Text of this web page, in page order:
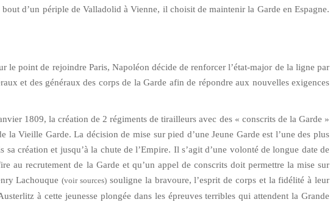
d’un périple de Valladolid à Vienne, il choisit de maintenir la Garde en Espagne.
le point de rejoindre Paris, Napoléon décide de renforcer l’état-major de la ligne par
et des généraux des corps de la Garde afin de répondre aux nouvelles exigences
1809, la création de 2 régiments de tirailleurs avec des « conscrits de la Garde »
la Vieille Garde. La décision de mise sur pied d’une Jeune Garde est l’une des plus
création et jusqu’à la chute de l’Empire. Il s’agit d’une volonté de longue date de
au recrutement de la Garde et qu’un appel de conscrits doit permettre la mise sur
Lachouque(voir sources) souligne la bravoure, l’esprit de corps et la fidélité à leur
à cette jeunesse plongée dans les épreuves terribles qui attendent la Grande